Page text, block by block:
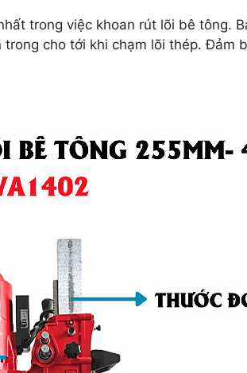
trong việc khoan rút lõi bê tông.
cho tới khi chạm lõi thép. Đảm